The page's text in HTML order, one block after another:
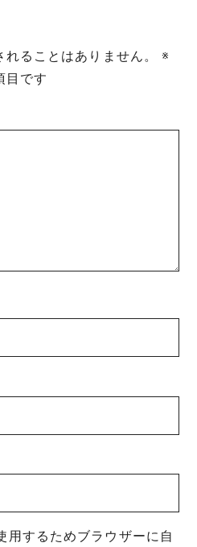
ることはありません。
※
目です
用するためブラウザーに自